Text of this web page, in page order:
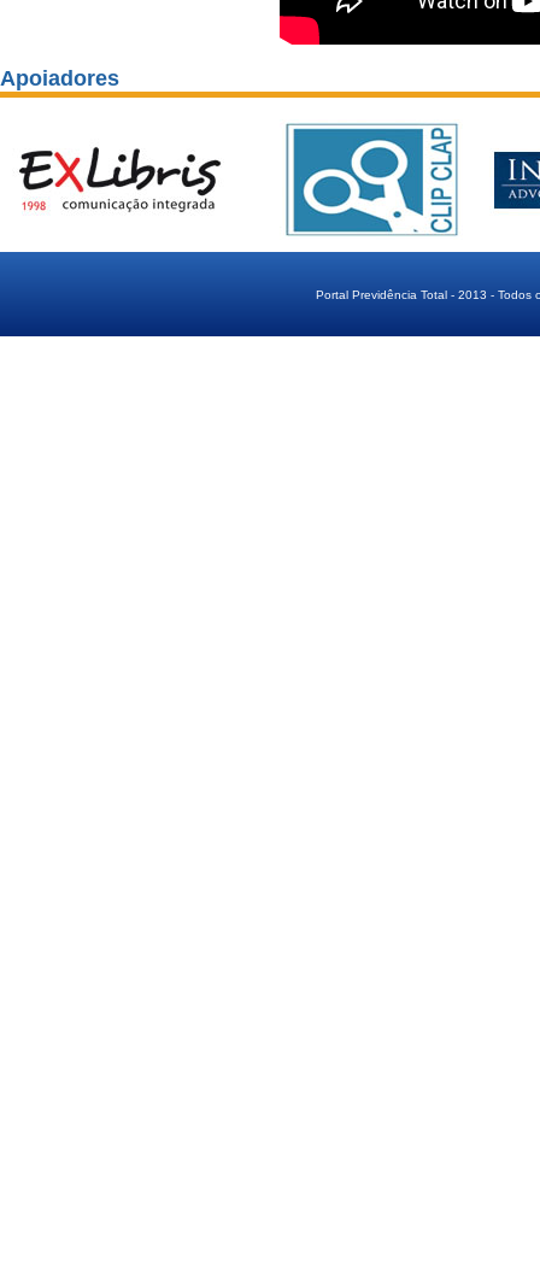
Apoiadores
Portal Previdência Total - 2013 - Todos